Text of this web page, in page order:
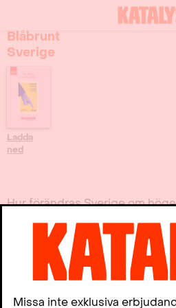
Studiehandledning:
Blåbrunt
Sverige
Ladda
ned
Hur förändras Sverige om
bildar regering med stöd av
Sverigedemokraterna efter
val? Journalisten
Mats
Wingborg
har i boken
Blåbrunt
Missa inte exklusiva